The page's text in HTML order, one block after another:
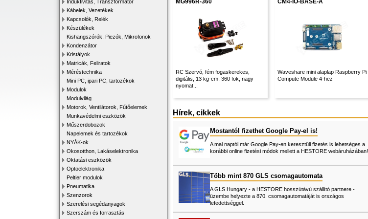
Induktivitás, Transzformátor
Kábelek, Vezetékek
Kapcsolók, Relék
Készülékek
Kishangszórók, Piezók, Mikrofonok
Kondenzátor
Kristályok
Matricák, Feliratok
Méréstechnika
Mini PC, ipari PC, tartozékok
Modulok
Modulvilág
Motorok, Ventilátorok, Fűtőelemek
Munkavédelmi eszközök
Műszerdobozok
Napelemek és tartozékok
NYÁK-ok
Okosotthon, Lakáselektronika
Oktatási eszközök
Optoelektronika
Peltier modulok
Pneumatika
Szenzorok
Szerelési segédanyagok
Szerszám és forrasztás
MG996R-360
RC Szervó, fém fogaskerekes,
digitális, 13 kg-cm, 360 fok, nagy
nyomat...
CM4-IO-BASE-A
Waveshare mini alaplap Raspberry Pi
Compute Module 4-hez
Hírek, cikkek
Mostantól fizethet Google Pay-el is!
A mai naptól már Google Pay-en keresztüli fizetés is lehetséges a
korábbi online fizetési módok mellett a HESTORE webáruházában!
Több mint 870 GLS csomagautomata
A GLS Hungary - a HESTORE hosszútávú szállító partnere -
üzembe helyezte a 870. csomagautomatáját is országos
lefedettséggel.